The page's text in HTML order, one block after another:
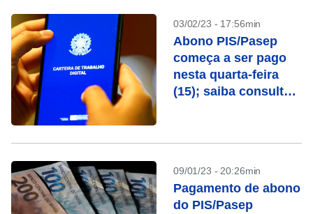
03/02/23 - 17:56min
Abono PIS/Pasep
começa a ser pago
nesta quarta-feira
(15); saiba consultar
09/01/23 - 20:26min
Pagamento de abono
do PIS/Pasep